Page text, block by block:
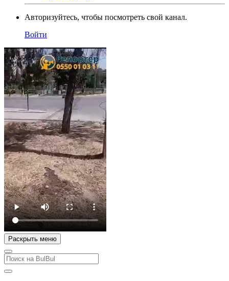
Авторизуйтесь, чтобы посмотреть свой канал.
Войти
Раскрыть меню